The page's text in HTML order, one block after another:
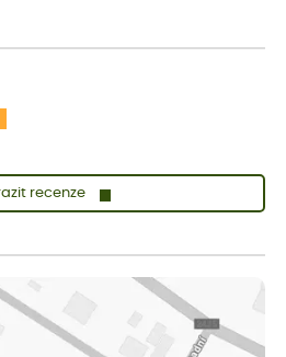
recenze
krásně zabalené. Rostlinky po přesazení